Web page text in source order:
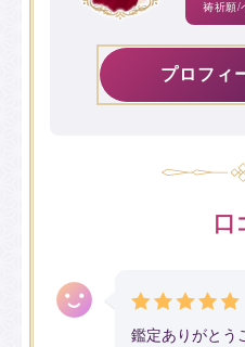
祷祈願/
ウル/ス
霊/結界
プロフィ
口
鑑定ありがとう